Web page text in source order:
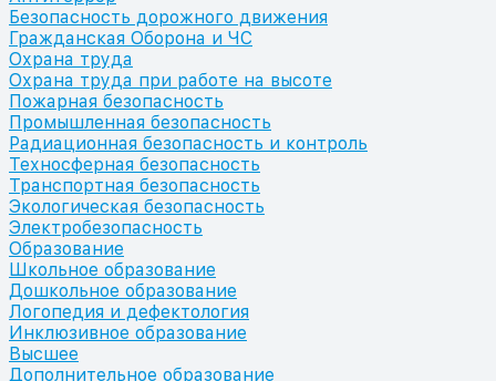
Безопасность дорожного движения
Гражданская Оборона и ЧС
Охрана труда
Охрана труда при работе на высоте
Пожарная безопасность
Промышленная безопасность
Радиационная безопасность и контроль
Техносферная безопасность
Транспортная безопасность
Экологическая безопасность
Электробезопасность
Образование
Школьное образование
Дошкольное образование
Логопедия и дефектология
Инклюзивное образование
Высшее
Дополнительное образование